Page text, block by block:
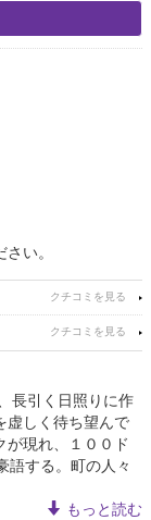
い。
長引く日照りに作
虚しく待ち望んで
が現れ、１００ド
語する。町の人々
もっと読む